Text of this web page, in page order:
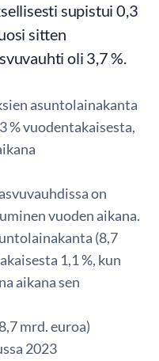
supistui 0,3
sitten
oli 3,7 %.
asuntolainakanta
% vuodentakaisesta,
on
vuoden aikana.
(8,7
1,1 %, kun
aikana sen
mrd. euroa)
2023